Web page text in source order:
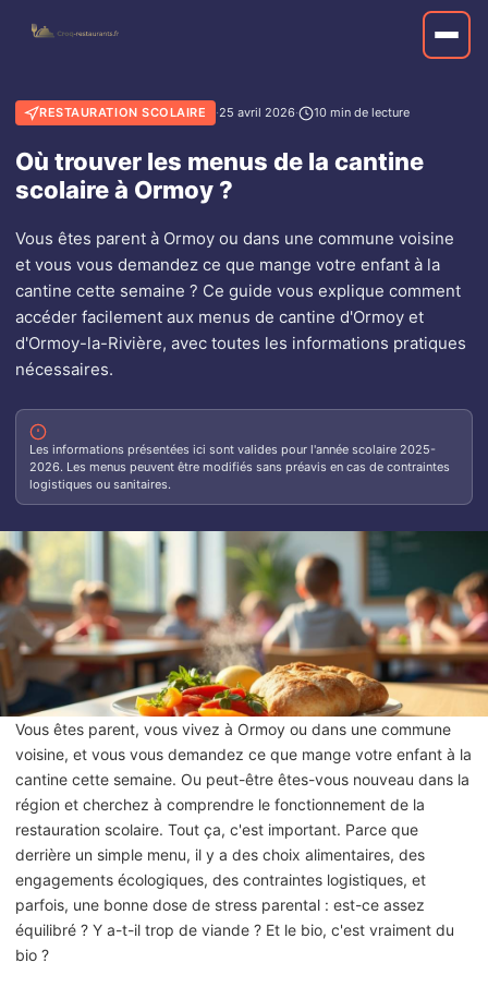
RESTAURATION SCOLAIRE ·25 avril 2026· 10 min de lecture
Où trouver les menus de la cantine
scolaire à Ormoy ?
Vous êtes parent à Ormoy ou dans une commune voisine
et vous vous demandez ce que mange votre enfant à la
cantine cette semaine ? Ce guide vous explique comment
accéder facilement aux menus de cantine d'Ormoy et
d'Ormoy-la-Rivière, avec toutes les informations pratiques
nécessaires.
Les informations présentées ici sont valides pour l'année scolaire 2025-
2026. Les menus peuvent être modifiés sans préavis en cas de contraintes
logistiques ou sanitaires.
Vous êtes parent, vous vivez à Ormoy ou dans une commune
voisine, et vous vous demandez ce que mange votre enfant à la
cantine cette semaine. Ou peut-être êtes-vous nouveau dans la
région et cherchez à comprendre le fonctionnement de la
restauration scolaire. Tout ça, c'est important. Parce que
derrière un simple menu, il y a des choix alimentaires, des
engagements écologiques, des contraintes logistiques, et
parfois, une bonne dose de stress parental : est-ce assez
équilibré ? Y a-t-il trop de viande ? Et le bio, c'est vraiment du
bio ?